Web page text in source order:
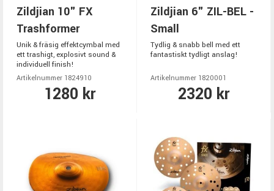
Zildjian 10" FX
Trashformer
Unik & fräsig effektcymbal med
ett trashigt, explosivt sound &
individuell finish!
Artikelnummer 1824910
1280 kr
Zildjian 6" ZIL-BEL -
Small
Tydlig & snabb bell med ett
fantastiskt tydligt anslag!
Artikelnummer 1820001
2320 kr